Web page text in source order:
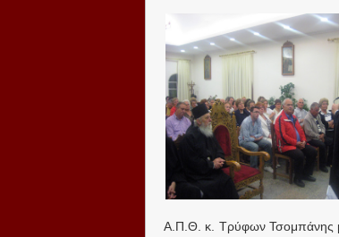
Α.Π.Θ. κ. Τρύφων Τσομπάνης